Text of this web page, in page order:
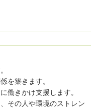
を築きます。
働きかけ支援します。
その人や環境のストレン